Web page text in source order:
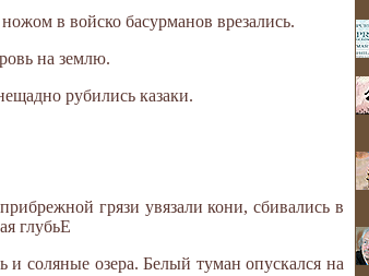
в войско басурманов врезались.
на землю.
рубились казаки.
грязи увязали кони, сбивались в
глубьЕ
и соляные озера. Белый туман опускался на